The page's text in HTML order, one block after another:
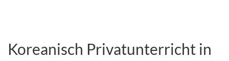
Koreanisch Privatunterricht in